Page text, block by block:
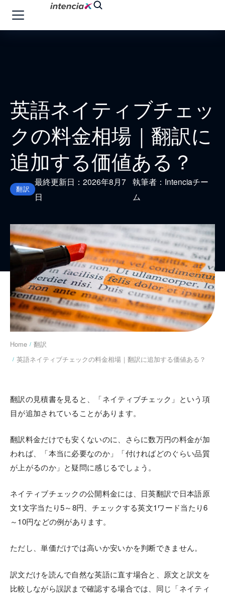
英語ネイティブチェッ
クの料金相場｜翻訳に
追加する価値ある？
翻訳
最終更新日：2026年8月7
日
執筆者：Intenciaチー
ム
You are here:
Home
翻訳
英語ネイティブチェックの料金相場｜翻訳に追加する価値ある？
翻訳の見積書を見ると、「ネイティブチェック」という項
目が追加されていることがあります。
翻訳料金だけでも安くないのに、さらに数万円の料金が加
われば、「本当に必要なのか」「付ければどのぐらい品質
が上がるのか」と疑問に感じるでしょう。
ネイティブチェックの公開料金には、日英翻訳で日本語原
文1文字当たり5～8円、チェックする英文1ワード当たり6
～10円などの例があります。
ただし、単価だけでは高いか安いかを判断できません。
訳文だけを読んで自然な英語に直す場合と、原文と訳文を
比較しながら誤訳まで確認する場合では、同じ「ネイティ